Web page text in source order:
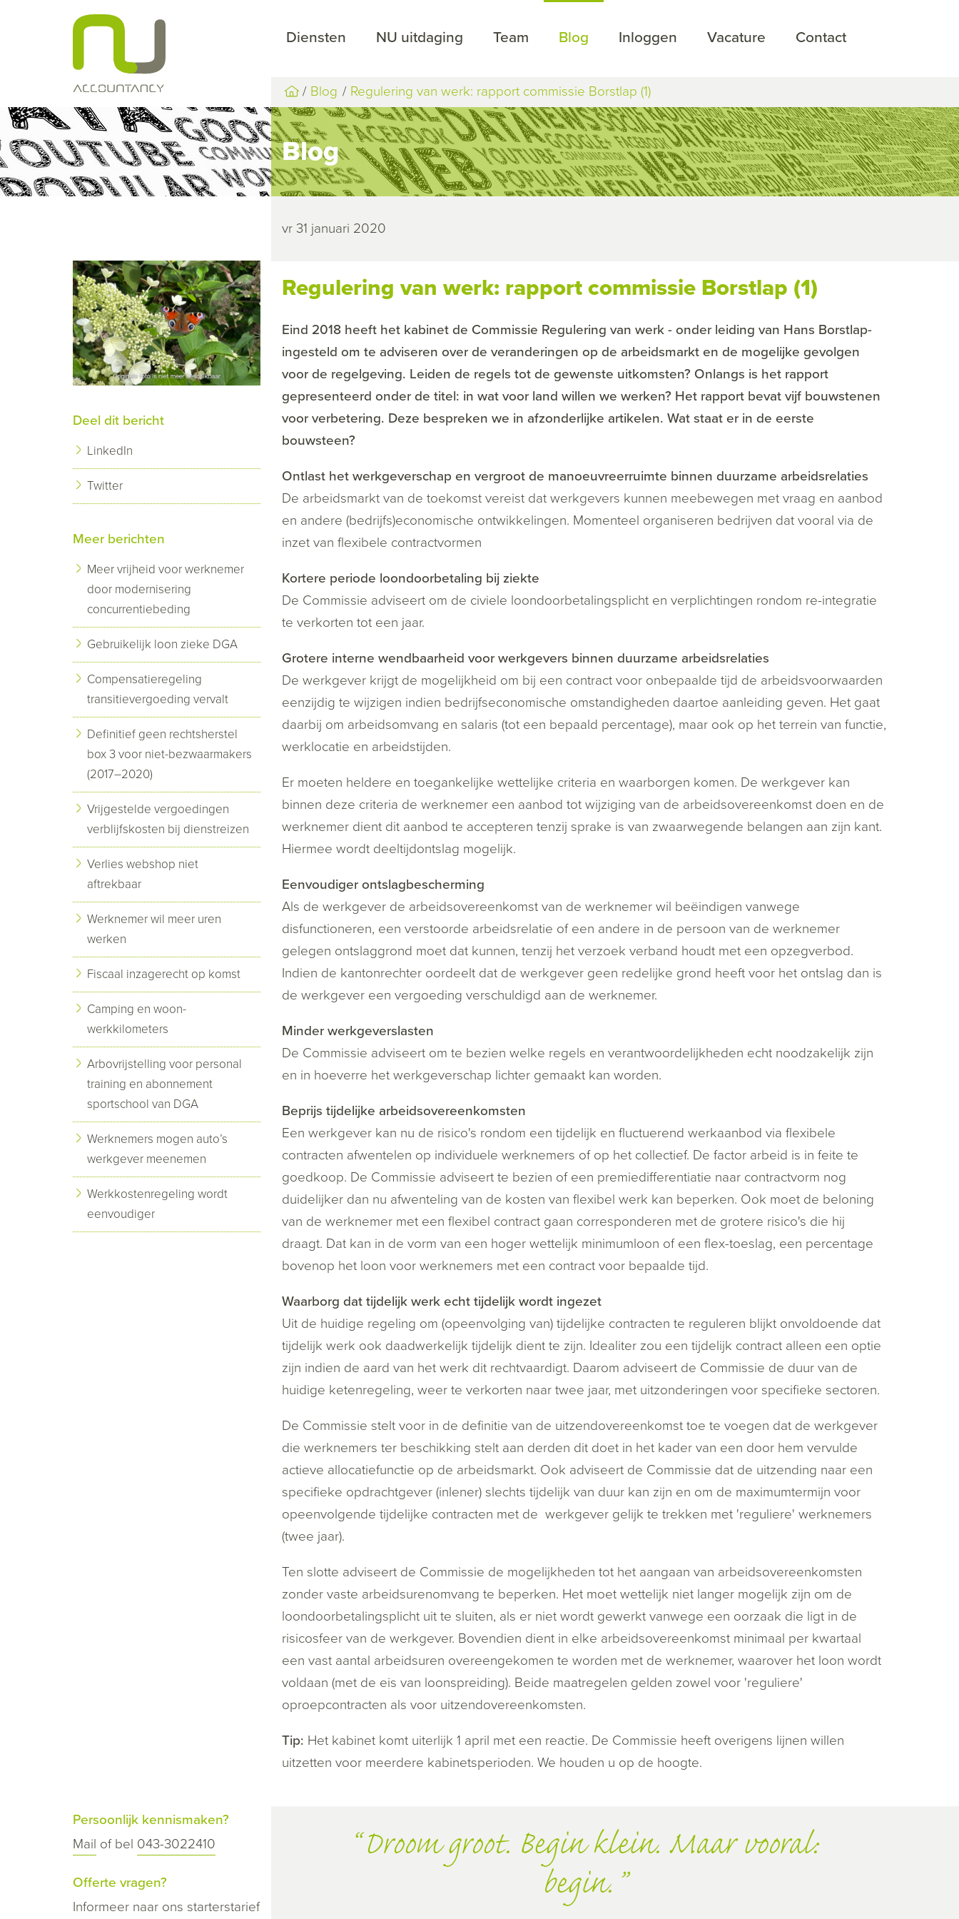
Diensten NU uitdaging Team Blog Inloggen Vacature Contact
Blog Regulering van werk: rapport commissie Borstlap (1)
Blog
vr 31 januari 2020
Regulering van werk: rapport commissie Borstlap (1)
Eind 2018 heeft het kabinet de Commissie Regulering van werk - onder leiding van Hans Borstlap-
ingesteld om te adviseren over de veranderingen op de arbeidsmarkt en de mogelijke gevolgen
voor de regelgeving. Leiden de regels tot de gewenste uitkomsten? Onlangs is het rapport
gepresenteerd onder de titel: in wat voor land willen we werken? Het rapport bevat vijf bouwstenen
voor verbetering. Deze bespreken we in afzonderlijke artikelen. Wat staat er in de eerste
bouwsteen?
Ontlast het werkgeverschap en vergroot de manoeuvreerruimte binnen duurzame arbeidsrelaties
De arbeidsmarkt van de toekomst vereist dat werkgevers kunnen meebewegen met vraag en aanbod
en andere (bedrijfs)economische ontwikkelingen. Momenteel organiseren bedrijven dat vooral via de
inzet van flexibele contractvormen
Kortere periode loondoorbetaling bij ziekte
De Commissie adviseert om de civiele loondoorbetalingsplicht en verplichtingen rondom re-integratie
te verkorten tot een jaar.
Grotere interne wendbaarheid voor werkgevers binnen duurzame arbeidsrelaties
De werkgever krijgt de mogelijkheid om bij een contract voor onbepaalde tijd de arbeidsvoorwaarden
eenzijdig te wijzigen indien bedrijfseconomische omstandigheden daartoe aanleiding geven. Het gaat
daarbij om arbeidsomvang en salaris (tot een bepaald percentage), maar ook op het terrein van functie,
werklocatie en arbeidstijden.
Er moeten heldere en toegankelijke wettelijke criteria en waarborgen komen. De werkgever kan
binnen deze criteria de werknemer een aanbod tot wijziging van de arbeidsovereenkomst doen en de
werknemer dient dit aanbod te accepteren tenzij sprake is van zwaarwegende belangen aan zijn kant.
Hiermee wordt deeltijdontslag mogelijk.
Eenvoudiger ontslagbescherming
Als de werkgever de arbeidsovereenkomst van de werknemer wil beëindigen vanwege
disfunctioneren, een verstoorde arbeidsrelatie of een andere in de persoon van de werknemer
gelegen ontslaggrond moet dat kunnen, tenzij het verzoek verband houdt met een opzegverbod.
Indien de kantonrechter oordeelt dat de werkgever geen redelijke grond heeft voor het ontslag dan is
de werkgever een vergoeding verschuldigd aan de werknemer.
Minder werkgeverslasten
De Commissie adviseert om te bezien welke regels en verantwoordelijkheden echt noodzakelijk zijn
en in hoeverre het werkgeverschap lichter gemaakt kan worden.
Beprijs tijdelijke arbeidsovereenkomsten
Een werkgever kan nu de risico's rondom een tijdelijk en fluctuerend werkaanbod via flexibele
contracten afwentelen op individuele werknemers of op het collectief. De factor arbeid is in feite te
goedkoop. De Commissie adviseert te bezien of een premiedifferentiatie naar contractvorm nog
duidelijker dan nu afwenteling van de kosten van flexibel werk kan beperken. Ook moet de beloning
van de werknemer met een flexibel contract gaan corresponderen met de grotere risico's die hij
draagt. Dat kan in de vorm van een hoger wettelijk minimumloon of een flex-toeslag, een percentage
bovenop het loon voor werknemers met een contract voor bepaalde tijd.
Waarborg dat tijdelijk werk echt tijdelijk wordt ingezet
Uit de huidige regeling om (opeenvolging van) tijdelijke contracten te reguleren blijkt onvoldoende dat
tijdelijk werk ook daadwerkelijk tijdelijk dient te zijn. Idealiter zou een tijdelijk contract alleen een optie
zijn indien de aard van het werk dit rechtvaardigt. Daarom adviseert de Commissie de duur van de
huidige ketenregeling, weer te verkorten naar twee jaar, met uitzonderingen voor specifieke sectoren.
De Commissie stelt voor in de definitie van de uitzendovereenkomst toe te voegen dat de werkgever
die werknemers ter beschikking stelt aan derden dit doet in het kader van een door hem vervulde
actieve allocatiefunctie op de arbeidsmarkt. Ook adviseert de Commissie dat de uitzending naar een
specifieke opdrachtgever (inlener) slechts tijdelijk van duur kan zijn en om de maximumtermijn voor
opeenvolgende tijdelijke contracten met de werkgever gelijk te trekken met 'reguliere' werknemers
(twee jaar).
Ten slotte adviseert de Commissie de mogelijkheden tot het aangaan van arbeidsovereenkomsten
zonder vaste arbeidsurenomvang te beperken. Het moet wettelijk niet langer mogelijk zijn om de
loondoorbetalingsplicht uit te sluiten, als er niet wordt gewerkt vanwege een oorzaak die ligt in de
risicosfeer van de werkgever. Bovendien dient in elke arbeidsovereenkomst minimaal per kwartaal
een vast aantal arbeidsuren overeengekomen te worden met de werknemer, waarover het loon wordt
voldaan (met de eis van loonspreiding). Beide maatregelen gelden zowel voor 'reguliere'
oproepcontracten als voor uitzendovereenkomsten.
Tip: Het kabinet komt uiterlijk 1 april met een reactie. De Commissie heeft overigens lijnen willen
uitzetten voor meerdere kabinetsperioden. We houden u op de hoogte.
Deel dit bericht
LinkedIn
Twitter
Meer berichten
Meer vrijheid voor werknemer
door modernisering
concurrentiebeding
Gebruikelijk loon zieke DGA
Compensatieregeling
transitievergoeding vervalt
Definitief geen rechtsherstel
box 3 voor niet-bezwaarmakers
(2017–2020)
Vrijgestelde vergoedingen
verblijfskosten bij dienstreizen
Verlies webshop niet
aftrekbaar
Werknemer wil meer uren
werken
Fiscaal inzagerecht op komst
Camping en woon-
werkkilometers
Arbovrijstelling voor personal
training en abonnement
sportschool van DGA
Werknemers mogen auto’s
werkgever meenemen
Werkkostenregeling wordt
eenvoudiger
Persoonlijk kennismaken?
Mail of bel 043-3022410
Offerte vragen?
Informeer naar ons starterstarief
Droom groot. Begin klein. Maar vooral:
begin.